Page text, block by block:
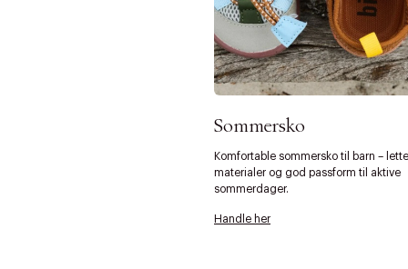
Sommersko
Komfortable sommersko til barn – lette
materialer og god passform til aktive
sommerdager.
Handle her